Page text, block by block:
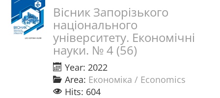
Вісник Запорізького
національного
університету. Економічні
науки. № 4 (56)
Year: 2022
Area: Економіка / Economics
Hits: 604